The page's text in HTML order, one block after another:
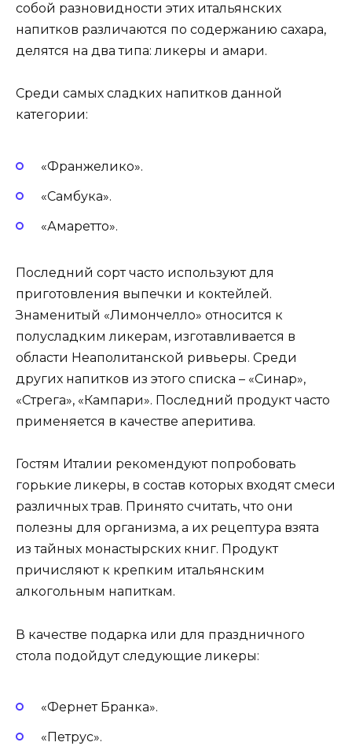
собой разновидности этих итальянских
напитков различаются по содержанию сахара,
делятся на два типа: ликеры и амари.
Среди самых сладких напитков данной
категории:
«Франжелико».
«Самбука».
«Амаретто».
Последний сорт часто используют для
приготовления выпечки и коктейлей.
Знаменитый «Лимончелло» относится к
полусладким ликерам, изготавливается в
области Неаполитанской ривьеры. Среди
других напитков из этого списка – «Синар»,
«Стрега», «Кампари». Последний продукт часто
применяется в качестве аперитива.
Гостям Италии рекомендуют попробовать
горькие ликеры, в состав которых входят смеси
различных трав. Принято считать, что они
полезны для организма, а их рецептура взята
из тайных монастырских книг. Продукт
причисляют к крепким итальянским
алкогольным напиткам.
В качестве подарка или для праздничного
стола подойдут следующие ликеры:
«Фернет Бранка».
«Петрус».